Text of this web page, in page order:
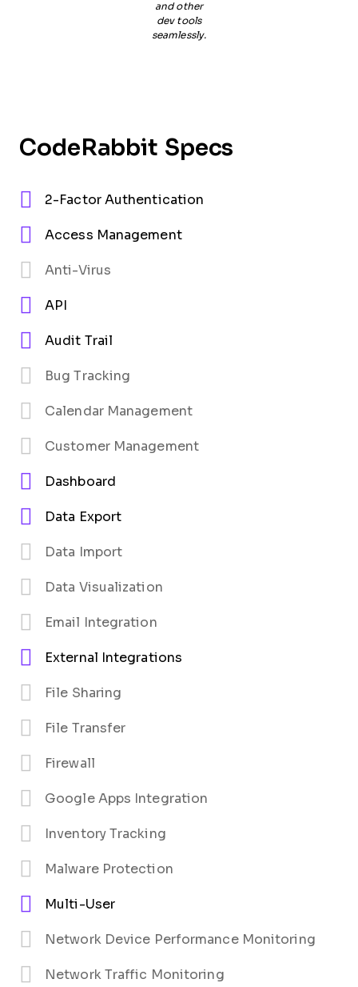
and other
dev tools
seamlessly.
CodeRabbit Specs
2-Factor Authentication
Access Management
Anti-Virus
API
Audit Trail
Bug Tracking
Calendar Management
Customer Management
Dashboard
Data Export
Data Import
Data Visualization
Email Integration
External Integrations
File Sharing
File Transfer
Firewall
Google Apps Integration
Inventory Tracking
Malware Protection
Multi-User
Network Device Performance Monitoring
Network Traffic Monitoring